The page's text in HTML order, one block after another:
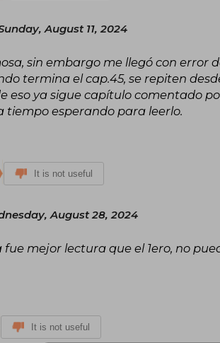
August 11, 2024
sin embargo me llegó con error
termina el cap.45, se repiten
eso ya sigue capítulo comentado
esperando para leerlo.
It is not useful
August 28, 2024
mejor lectura que el 1ero, no
It is not useful